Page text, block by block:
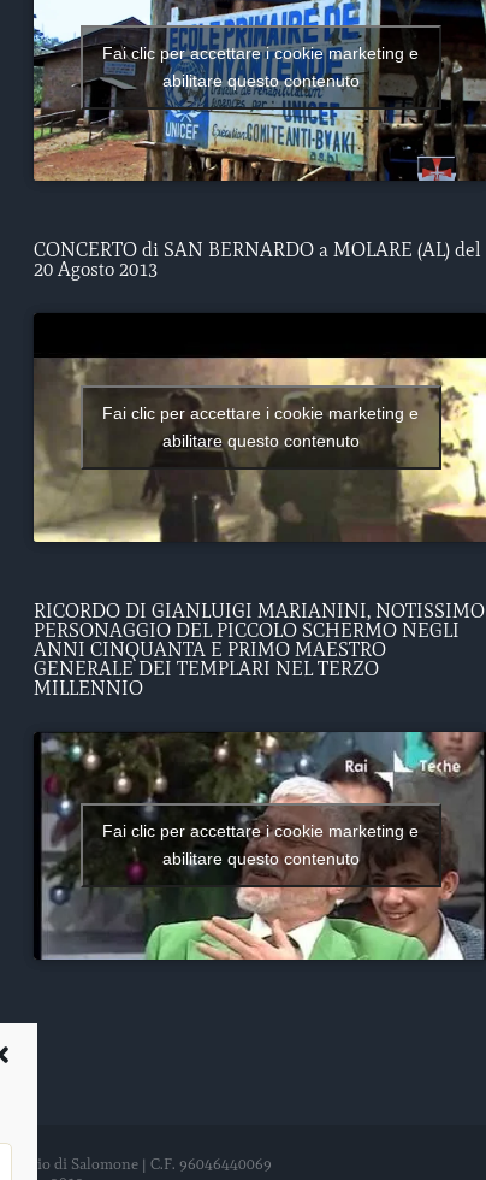
Fai clic per accettare i cookie marketing e
abilitare questo contenuto
CONCERTO di SAN BERNARDO a MOLARE (AL) del
20 Agosto 2013
Fai clic per accettare i cookie marketing e
abilitare questo contenuto
RICORDO DI GIANLUIGI MARIANINI, NOTISSIMO
PERSONAGGIO DEL PICCOLO SCHERMO NEGLI
ANNI CINQUANTA E PRIMO MAESTRO
GENERALE DEI TEMPLARI NEL TERZO
MILLENNIO
Fai clic per accettare i cookie marketing e
abilitare questo contenuto
di Salomone | C.F. 96046440069